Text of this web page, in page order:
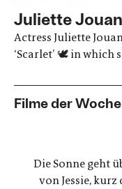
Juliette
Actress Juliette
‘Scarlet’ 🕊 in which
Filme der Woche
Die Sonne geht
von Jessie, kurz